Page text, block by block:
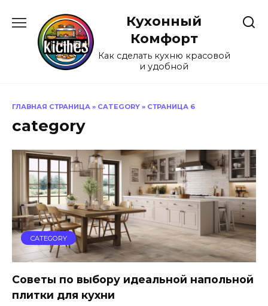
содержанию
Кухонный
Комфорт
Как сделать кухню красовой
и удобной
ГЛАВНАЯ СТРАНИЦА » CATEGORY » СТРАНИЦА 6
category
CATEGORY
Советы по выбору идеальной напольной
плитки для кухни